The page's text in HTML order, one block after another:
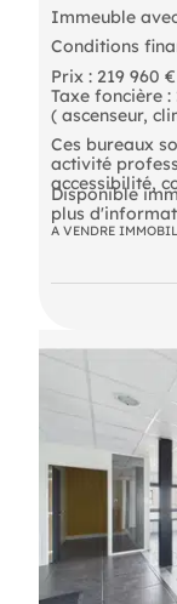
Immeuble
Conditions
Prix : 219 960
Taxe foncière :
( ascenseur,
Ces bureaux
activité
accessibilité,
Disponible
A VENDRE